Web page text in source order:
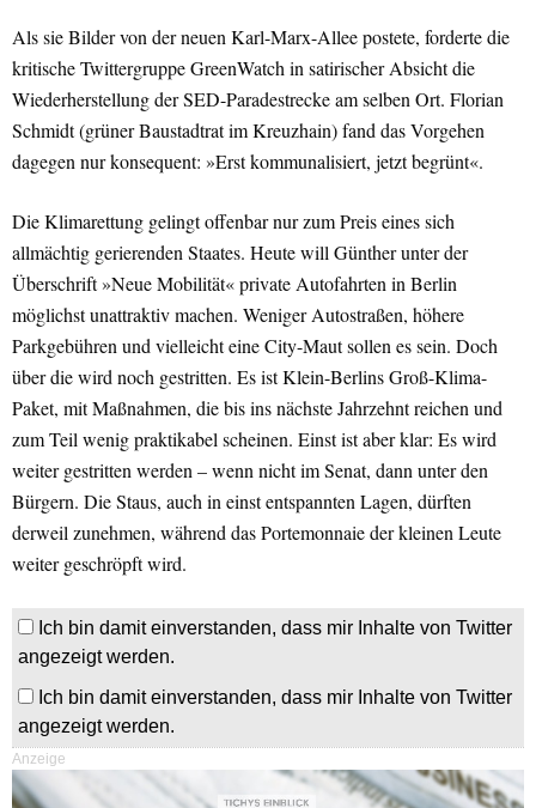
Als sie Bilder von der neuen Karl-Marx-Allee postete, forderte die
kritische Twittergruppe GreenWatch in satirischer Absicht die
Wiederherstellung der SED-Paradestrecke am selben Ort. Florian
Schmidt (grüner Baustadtrat im Kreuzhain) fand das Vorgehen
dagegen nur konsequent: »Erst kommunalisiert, jetzt begrünt«.
Die Klimarettung gelingt offenbar nur zum Preis eines sich
allmächtig gerierenden Staates. Heute will Günther unter der
Überschrift »Neue Mobilität« private Autofahrten in Berlin
möglichst unattraktiv machen. Weniger Autostraßen, höhere
Parkgebühren und vielleicht eine City-Maut sollen es sein. Doch
über die wird noch gestritten. Es ist Klein-Berlins Groß-Klima-
Paket, mit Maßnahmen, die bis ins nächste Jahrzehnt reichen und
zum Teil wenig praktikabel scheinen. Einst ist aber klar: Es wird
weiter gestritten werden – wenn nicht im Senat, dann unter den
Bürgern. Die Staus, auch in einst entspannten Lagen, dürften
derweil zunehmen, während das Portemonnaie der kleinen Leute
weiter geschröpft wird.
Ich bin damit einverstanden, dass mir Inhalte von Twitter
angezeigt werden.
Ich bin damit einverstanden, dass mir Inhalte von Twitter
angezeigt werden.
Anzeige